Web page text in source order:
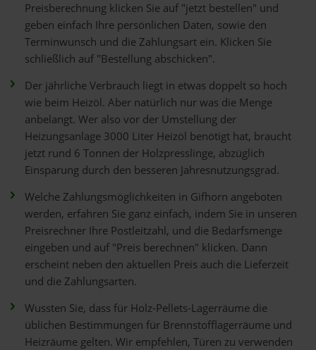
Preisberechnung klicken Sie auf "jetzt bestellen" und
geben einfach Ihre persönlichen Daten, sowie den
Terminwunsch und die Zahlungsart ein. Klicken Sie
schließlich auf "Bestellung abschicken".
Der jährliche Verbrauch liegt in etwas doppelt so hoch
wie beim Heizöl. Aber natürlich nur was die Menge
anbelangt. Wer also vor der Umstellung der
Heizungsanlage 3000 Liter Heizöl benötigt hat, braucht
jetzt rund 6 Tonnen der Holzpresslinge, abzüglich
Einsparung durch den besseren Jahresnutzungsgrad.
Welche Zahlungsmöglichkeiten in Gifhorn angeboten
werden, erfahren Sie ganz einfach, indem Sie in unseren
Preisrechner Ihre Postleitzahl, und die Bedarfsmenge
eingeben und auf "Preis berechnen" klicken. Dann
erscheint neben den aktuellen Preis auch die Lieferzeit
und die Zahlungsarten.
Wussten Sie, dass für Holz-Pellets-Lagerräume die
üblichen Bestimmungen für Brennstofflagerräume und
Heizräume gelten. Wir empfehlen, Türen zu verwenden